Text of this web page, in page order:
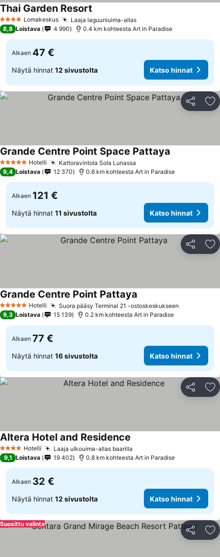
4 TähtiluokitusLomakeskus Laaja laguuniuima-allas
Thai Garden Resort
8,8 Loistava 4 990 0.4 km kohteesta Art in Paradise
Alkaen 47 €
Näytä hinnat 12 sivustolta Katso hinnat
Jaa
5 Tähtiluokitus
Hotelli Kattoravintola Sola Lunassa
Grande Centre Point Space Pattaya
9,4 Loistava 12 370 0.6 km kohteesta Art in Paradise
Alkaen 121 €
Näytä hinnat 11 sivustolta Katso hinnat
Jaa
5 Tähtiluokitus
Hotelli Suora pääsy Terminal 21 -ostoskeskukseen
Grande Centre Point Pattaya
9,3 Loistava 15 139 0.2 km kohteesta Art in Paradise
Alkaen 77 €
Näytä hinnat 16 sivustolta Katso hinnat
Jaa
4 Tähtiluokitus
Hotelli Laaja ulkouima-allas baarilla
Altera Hotel and Residence
9,1 Loistava 19 402 0.8 km kohteesta Art in Paradise
Alkaen 32 €
Näytä hinnat 12 sivustolta Katso hinnat
Jaa
Suosittu valinta